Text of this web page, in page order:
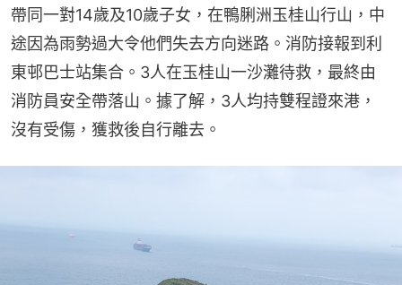
帶同一對14歲及10歲子女，在鴨脷洲玉桂山行山，中
途因為雨勢過大令他們失去方向迷路。消防接報到利
東邨巴士站集合。3人在玉桂山一沙灘待救，最終由
消防員安全帶落山。據了解，3人均持雙程證來港，
沒有受傷，獲救後自行離去。